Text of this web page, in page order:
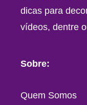
dicas para
vídeos, dentre
Sobre:
Quem Somos